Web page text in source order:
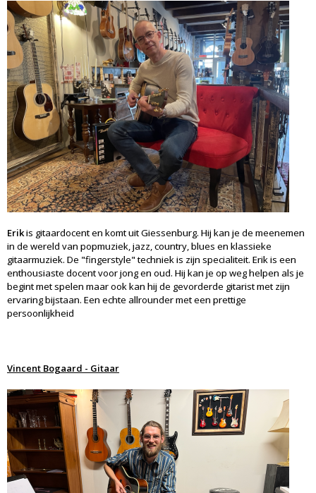
Erikis gitaardocent en komt uit Giessenburg. Hij kan je de meenemen
in de wereld van popmuziek, jazz, country, blues en klassieke
gitaarmuziek. De "fingerstyle" techniek is zijn specialiteit. Erik is een
enthousiaste docent voor jong en oud. Hij kan je op weg helpen als je
begint met spelen maar ook kan hij de gevorderde gitarist met zijn
ervaring bijstaan. Een echte allrounder met een prettige
persoonlijkheid
Vincent Bogaard - Gitaar